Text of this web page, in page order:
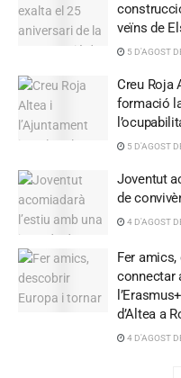
veïns de
5 D'AGOST
Creu Roja
formació
5 D'AGOST
Joventut
de
4 D'AGOST
Fer
connectar
d’Altea a
4 D'AGOST